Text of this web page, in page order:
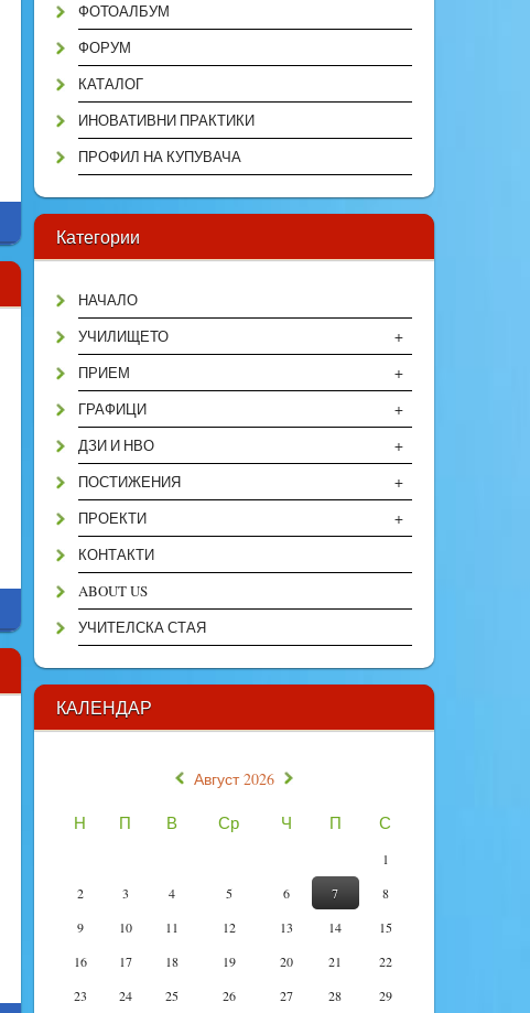
ФОТОАЛБУМ
ФОРУМ
КАТАЛОГ
ИНОВАТИВНИ ПРАКТИКИ
ПРОФИЛ НА КУПУВАЧА
Категории
НАЧАЛО
+
УЧИЛИЩЕТО
+
ПРИЕМ
+
ГРАФИЦИ
+
ДЗИ И НВО
+
ПОСТИЖЕНИЯ
+
ПРОЕКТИ
КОНТАКТИ
ABOUT US
УЧИТЕЛСКА СТАЯ
КАЛЕНДАР
Август 2026
Н П В Ср Ч П С
1
2
3 4 5 6 7
8
9
10 11 12 13 14
15
16
17 18 19 20 21
22
23
24 25 26 27 28
29